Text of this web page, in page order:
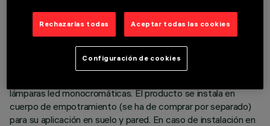
DATOS TÉCNICOS
ÚLTIMA ACTUALIZACIÓN: 05/08/2026
lámparas led monocromáticas. El producto se instala en
cuerpo de empotramiento (se ha de comprar por separado)
para su aplicación en suelo y pared. En caso de instalación en
Rechazarlas todas Aceptar todas las cookies
Configuración de cookies